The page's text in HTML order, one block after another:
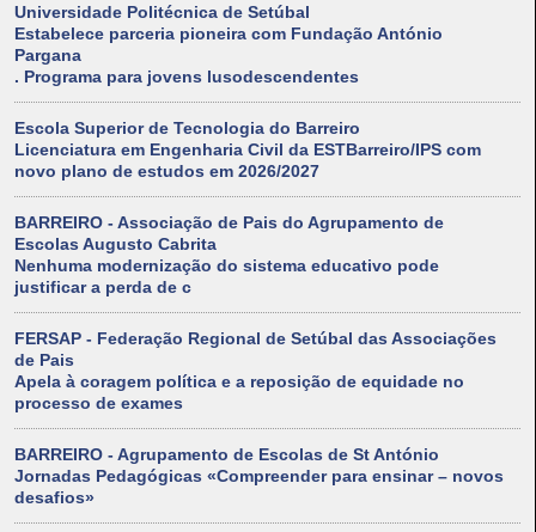
Universidade Politécnica de Setúbal
Estabelece parceria pioneira com Fundação António
Pargana
. Programa para jovens lusodescendentes
Escola Superior de Tecnologia do Barreiro
Licenciatura em Engenharia Civil da ESTBarreiro/IPS com
novo plano de estudos em 2026/2027
BARREIRO - Associação de Pais do Agrupamento de
Escolas Augusto Cabrita
Nenhuma modernização do sistema educativo pode
justificar a perda de c
FERSAP - Federação Regional de Setúbal das Associações
de Pais
Apela à coragem política e a reposição de equidade no
processo de exames
BARREIRO - Agrupamento de Escolas de St António
Jornadas Pedagógicas «Compreender para ensinar – novos
desafios»